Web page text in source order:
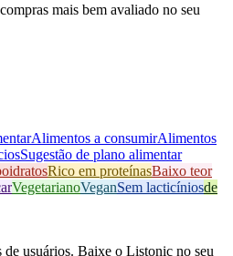
mais bem avaliado no seu
Alimentos a consumirAlimentos
Sugestão de plano alimentar
Rico em proteínasBaixo teor
VegetarianoVeganSem lacticíniosde
de usuários. Baixe o Listonic no seu